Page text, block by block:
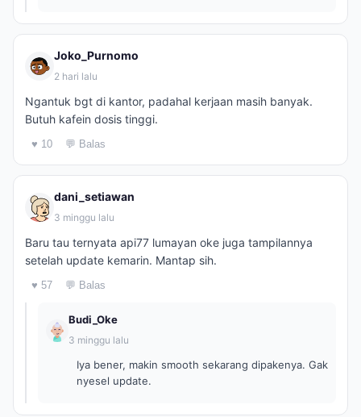
Joko_Purnomo
2 hari lalu
Ngantuk bgt di kantor, padahal kerjaan masih banyak.
Butuh kafein dosis tinggi.
♥ 10 💬 Balas
dani_setiawan
3 minggu lalu
Baru tau ternyata api77 lumayan oke juga tampilannya
setelah update kemarin. Mantap sih.
♥ 57 💬 Balas
Budi_Oke
3 minggu lalu
Iya bener, makin smooth sekarang dipakenya. Gak
nyesel update.